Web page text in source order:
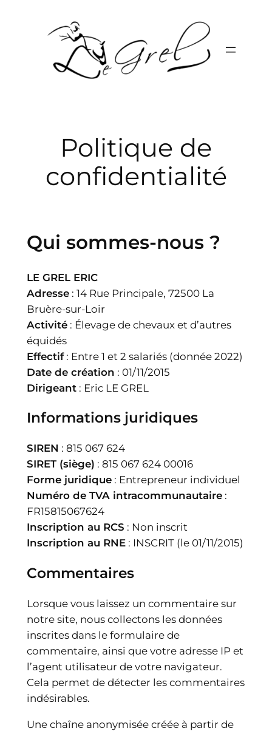
Politique de
confidentialité
Qui sommes-nous ?
LE GREL ERIC
Adresse: 14 Rue Principale, 72500 La
Bruère-sur-Loir
Activité: Élevage de chevaux et d’autres
équidés
Effectif: Entre 1 et 2 salariés (donnée 2022)
Date de création : 01/11/2015
Dirigeant: Eric LE GREL
Informations juridiques
SIREN : 815 067 624
SIRET (siège) : 815 067 624 00016
Forme juridique: Entrepreneur individuel
Numéro de TVA intracommunautaire:
FR15815067624
Inscription au RCS : Non inscrit
Inscription au RNE: INSCRIT (le 01/11/2015)
Commentaires
Lorsque vous laissez un commentaire sur
notre site, nous collectons les données
inscrites dans le formulaire de
commentaire, ainsi que votre adresse IP et
l’agent utilisateur de votre navigateur.
Cela permet de détecter les commentaires
indésirables.
Une chaîne anonymisée créée à partir de